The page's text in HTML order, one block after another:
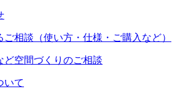
ご相談（使い方・仕様・ご購入など）
ど空間づくりのご相談
いて